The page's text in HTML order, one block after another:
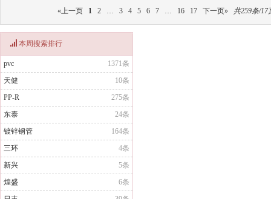
«上一页 1 2 … 3 4 5 6 7 … 16 17 下一页» 共259条/17
本周搜索排行
1371条
pvc
10条
天健
275条
PP-R
24条
东泰
164条
镀锌钢管
4条
三环
5条
新兴
6条
煌盛